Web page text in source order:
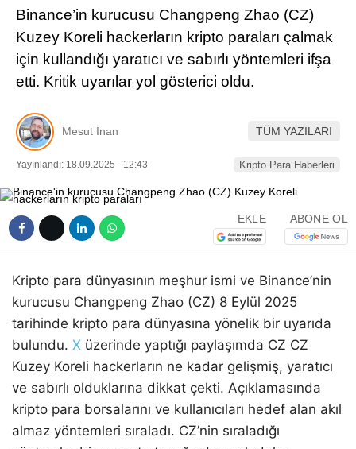
Binance’in kurucusu Changpeng Zhao (CZ)
Kuzey Koreli hackerların kripto paraları çalmak
için kullandığı yaratıcı ve sabırlı yöntemleri ifşa
etti. Kritik uyarılar yol gösterici oldu.
Mesut İnan TÜM YAZILARI
Yayınlandı: 18.09.2025 - 12:43 Kripto Para Haberleri
EKLE ABONE OL
Kripto para dünyasının meşhur ismi ve Binance’nin
kurucusu Changpeng Zhao (CZ) 8 Eylül 2025
tarihinde kripto para dünyasına yönelik bir uyarıda
bulundu. X üzerinde yaptığı paylaşımda CZ CZ
Kuzey Koreli hackerların ne kadar gelişmiş, yaratıcı
ve sabırlı olduklarına dikkat çekti. Açıklamasında
kripto para borsalarını ve kullanıcıları hedef alan akıl
almaz yöntemleri sıraladı. CZ’nin sıraladığı